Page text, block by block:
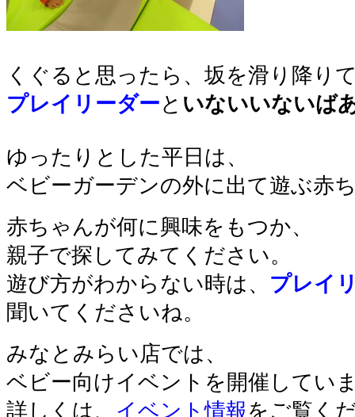
くぐると思ったら、坂を滑り降り
プレイリーダーと いないいないば
ゆったりとした平日は、
ベビーガーデンの外に出て遊ぶ赤
赤ちゃんが何に興味をもつか、
親子で探してみてください。
遊び方がわからない時は、 プレイ
聞いてくださいね。
みなとみらい店では、
ベビー向けイベントを開催してい
詳しくは、 イベント情報 をご覧く